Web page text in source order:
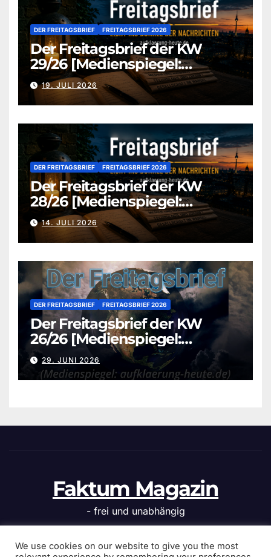
DER FREITAGSBRIEF FREITAGSBRIEF 2026
Der Freitagsbrief der KW
29/26 [Medienspiegel:
aufklaerung-heute.de]
19. JULI 2026
DER FREITAGSBRIEF FREITAGSBRIEF 2026
Der Freitagsbrief der KW
28/26 [Medienspiegel:
aufklaerung-heute.de]
14. JULI 2026
DER FREITAGSBRIEF FREITAGSBRIEF 2026
Der Freitagsbrief der KW
26/26 [Medienspiegel:
aufklaerung-heute.de]
29. JUNI 2026
Faktum Magazin
- frei und unabhängig
We use cookies on our website to give you the most